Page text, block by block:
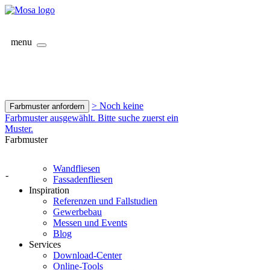
menu
Farbmuster anfordern
> Noch keine
Farbmuster ausgewählt. Bitte suche zuerst ein
Muster.
Farbmuster
-
Wandfliesen
Fassadenfliesen
Inspiration
Referenzen und Fallstudien
Gewerbebau
Messen und Events
Blog
Services
Download-Center
Online-Tools